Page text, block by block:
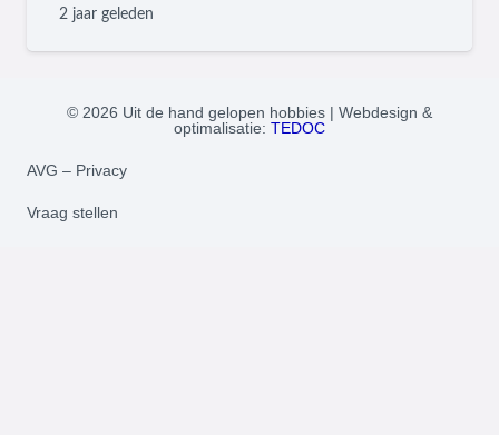
2 jaar geleden
© 2026 Uit de hand gelopen hobbies | Webdesign &
optimalisatie: TEDOC
AVG – Privacy
Vraag stellen